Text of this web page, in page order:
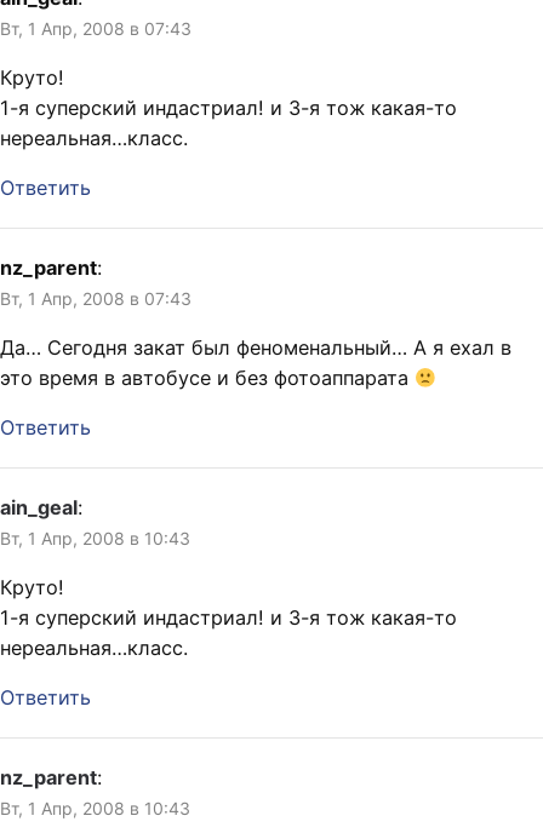
Вт, 1 Апр, 2008 в 07:43
Круто!
1-я суперский индастриал! и 3-я тож какая-то
нереальная…класс.
Ответить
nz_parent:
Вт, 1 Апр, 2008 в 07:43
Да… Сегодня закат был феноменальный… А я ехал в
это время в автобусе и без фотоаппарата
Ответить
ain_geal:
Вт, 1 Апр, 2008 в 10:43
Круто!
1-я суперский индастриал! и 3-я тож какая-то
нереальная…класс.
Ответить
nz_parent:
Вт, 1 Апр, 2008 в 10:43